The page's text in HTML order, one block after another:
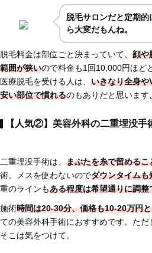
脱毛サロンだと定期
ら大変だもんね。
脱毛料金は部位ごと決まっていて、 顔や
範囲が狭いので料金も1回10,000円ほど
医療脱毛を受ける人は、 いきなり全身や
安い部位で慣れるのもありだと思います
【人気②】美容外科の二重埋没手
二重埋没手術は、 まぶたを糸で留めるこ
術。メスを使わないのでダウンタイムも
重のラインもある程度は希望通りに調整
施術時間は20-30分、価格も10-20万円
ての美容外科手術におすすめです。ただ
そこは気をつけて。